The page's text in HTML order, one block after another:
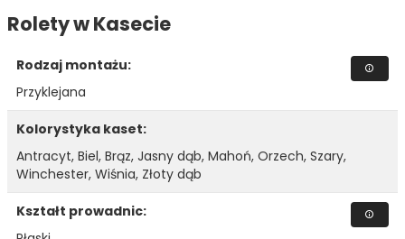
1201
1203
Rolety w Kasecie
Rodzaj montażu:
Przyklejana
Kolorystyka kaset:
Antracyt, Biel, Brąz, Jasny dąb, Mahoń, Orzech, Szary,
Winchester, Wiśnia, Złoty dąb
Kształt prowadnic: